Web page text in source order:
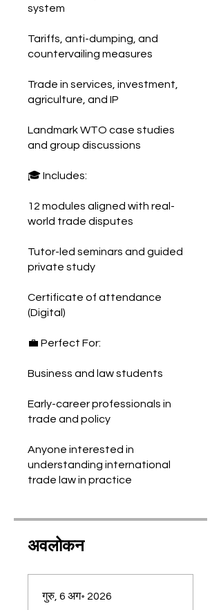
system
Tariffs, anti-dumping, and
countervailing measures
Trade in services, investment,
agriculture, and IP
Landmark WTO case studies
and group discussions
🎓 Includes:
12 modules aligned with real-
world trade disputes
Tutor-led seminars and guided
private study
Certificate of attendance
(Digital)
💼 Perfect For:
Business and law students
Early-career professionals in
trade and policy
Anyone interested in
understanding international
trade law in practice
अवलोकन
गुरु, 6 अग॰ 2026